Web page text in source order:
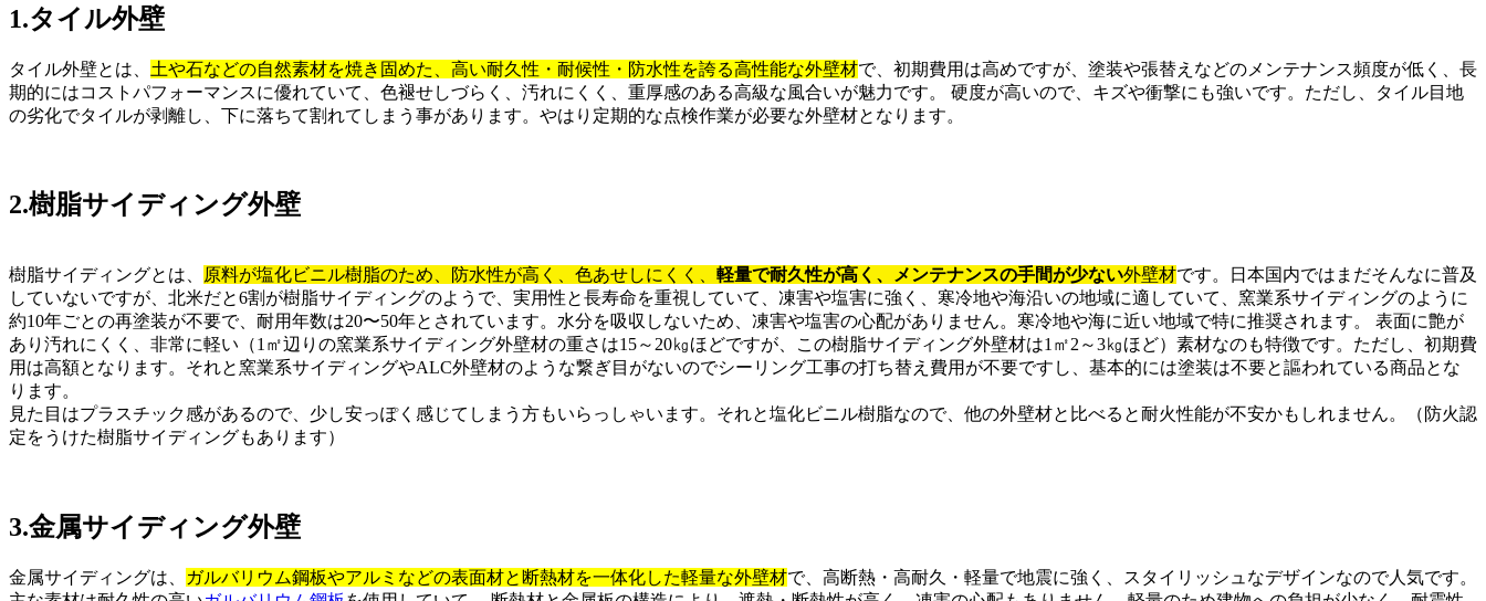
1.タイル外壁
タイル外壁とは、 土や石などの自然素材を焼き固めた、高い耐久性・耐候性・防水性を誇る高性能な外壁材で、初期費用は高めですが、塗装や張替えなどのメンテナンス頻度が低く、長
期的にはコストパフォーマンスに優れていて、色褪せしづらく、汚れにくく、重厚感のある高級な風合いが魅力です。 硬度が高いので、キズや衝撃にも強いです。ただし、タイル目地
の劣化でタイルが剥離し、下に落ちて割れてしまう事があります。やはり定期的な点検作業が必要な外壁材となります。
2.樹脂サイディング外壁
樹脂サイディングとは、 原料が塩化ビニル樹脂のため、防水性が高く、色あせしにくく、 軽量で耐久性が高く、メンテナンスの手間が少ない外壁材です。日本国内ではまだそんなに普及
していないですが、北米だと6割が樹脂サイディングのようで、実用性と長寿命を重視していて、凍害や塩害に強く、寒冷地や海沿いの地域に適していて、窯業系サイディングのように
約10年ごとの再塗装が不要で、耐用年数は20〜50年とされています。水分を吸収しないため、凍害や塩害の心配がありません。寒冷地や海に近い地域で特に推奨されます。 表面に艶が
あり汚れにくく、非常に軽い（1㎡辺りの窯業系サイディング外壁材の重さは15～20㎏ほどですが、この樹脂サイディング外壁材は1㎡2～3㎏ほど）素材なのも特徴です。ただし、初期費
用は高額となります。それと窯業系サイディングやALC外壁材のような繋ぎ目がないのでシーリング工事の打ち替え費用が不要ですし、基本的には塗装は不要と謳われている商品とな
ります。
見た目はプラスチック感があるので、少し安っぽく感じてしまう方もいらっしゃいます。それと塩化ビニル樹脂なので、他の外壁材と比べると耐火性能が不安かもしれません。（防火認
定をうけた樹脂サイディングもあります）
3.金属サイディング外壁
金属サイディングは、 ガルバリウム鋼板やアルミなどの表面材と断熱材を一体化した軽量な外壁材で、高断熱・高耐久・軽量で地震に強く、スタイリッシュなデザインなので人気です。